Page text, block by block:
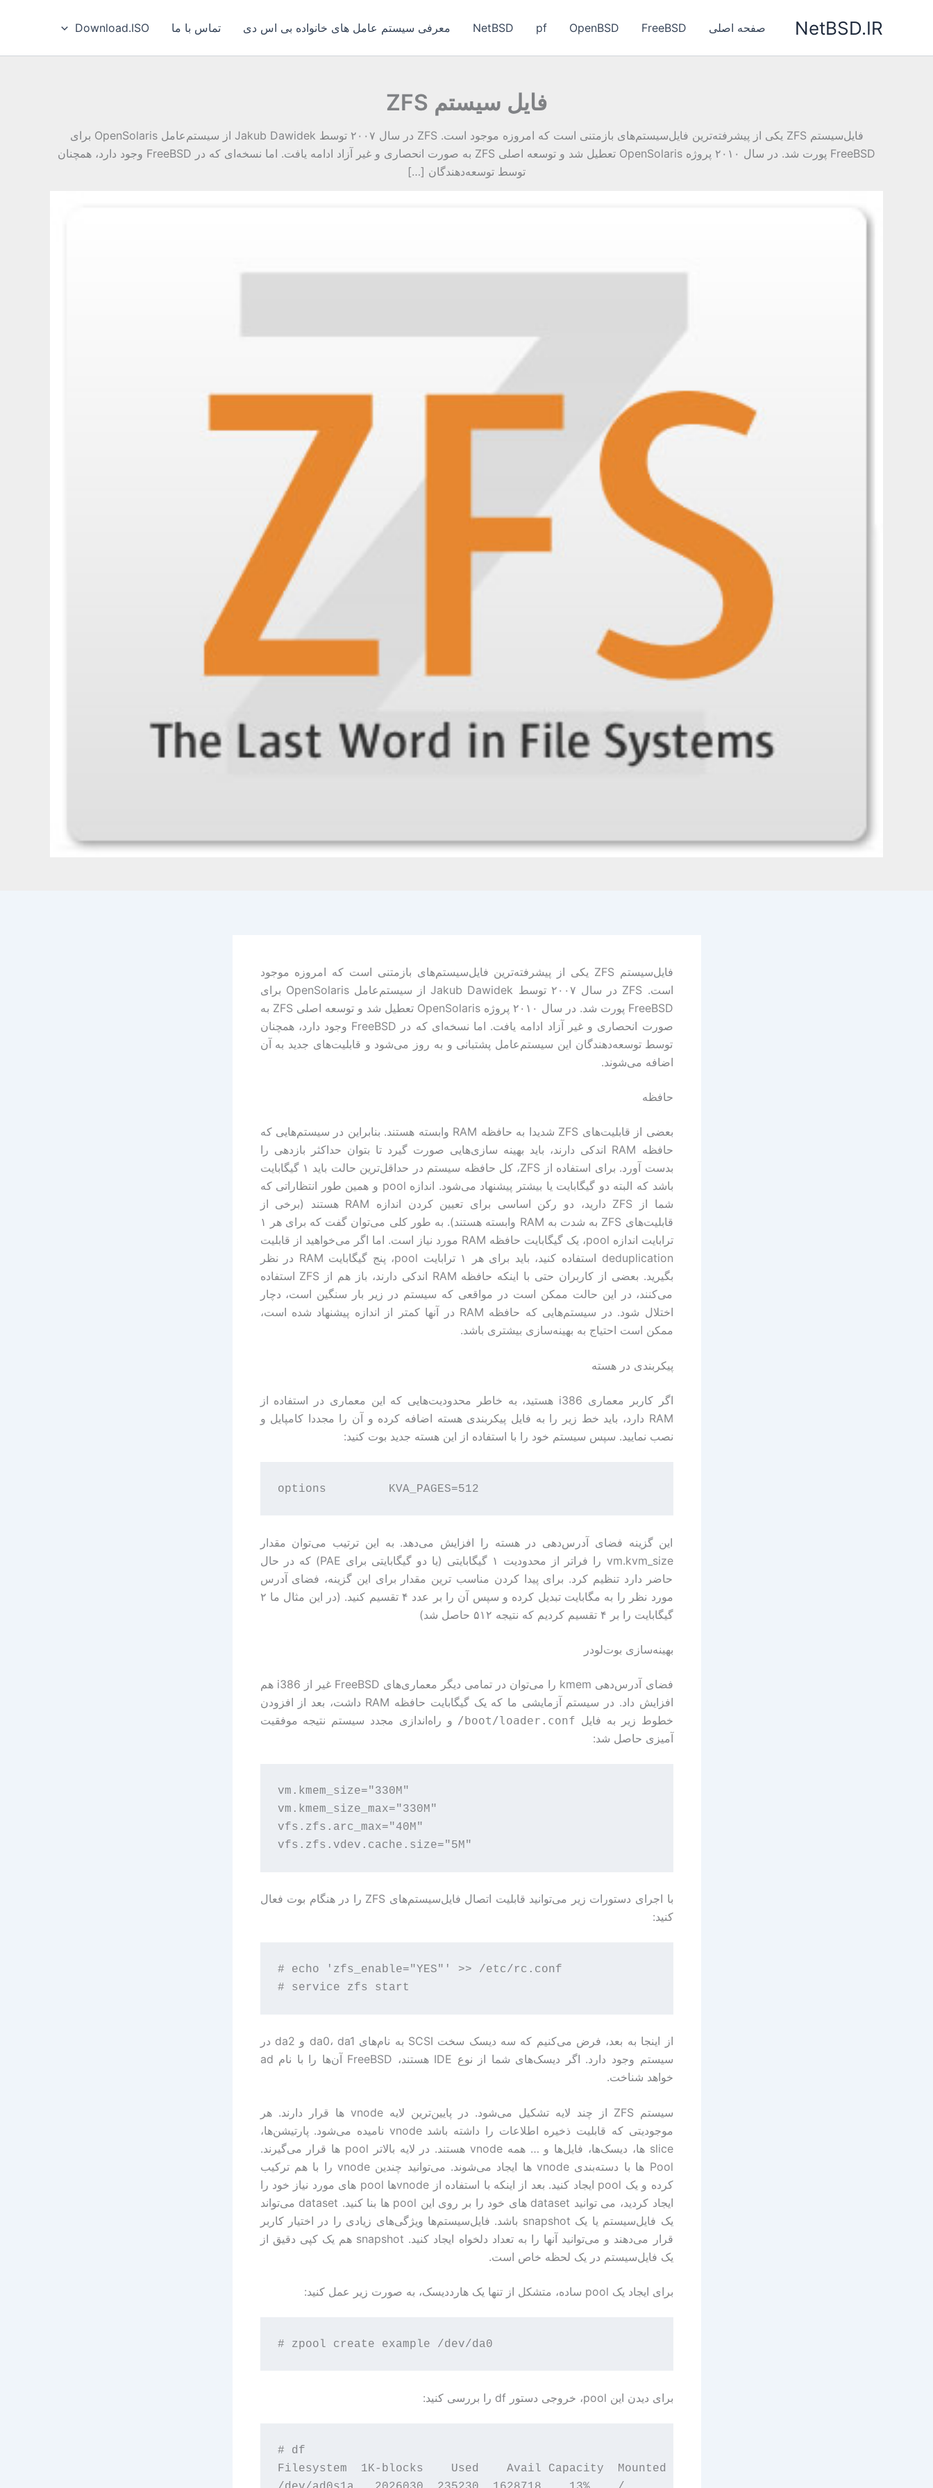
NetBSD.IR صفحه اصلی FreeBSD
OpenBSD
pf
NetBSD معرفی سیستم عامل های خانواده بی‌ اس‌ دی تماس با ما Download.ISO
فايل سيستم ZFS
فایل‌سیستم ZFS یکی از پیشرفته‌ترین فایل‌سیستم‌های باز‌متنی است که امروزه موجود است. ZFS در سال ۲۰۰۷ توسط Jakub Dawidek از سیستم‌عامل OpenSolaris برای
FreeBSD پورت شد. در سال ۲۰۱۰ پروژه OpenSolaris تعطیل شد و توسعه اصلی ZFS به صورت انحصاری و غیر آزاد ادامه یافت. اما نسخه‌ای که در FreeBSD وجود دارد، همچنان
توسط توسعه‌دهندگان […]
فایل‌سیستم ZFS یکی از پیشرفته‌ترین فایل‌سیستم‌های باز‌متنی است که امروزه موجود
است. ZFS در سال ۲۰۰۷ توسط Jakub Dawidek از سیستم‌عامل OpenSolaris برای
FreeBSD پورت شد. در سال ۲۰۱۰ پروژه OpenSolaris تعطیل شد و توسعه اصلی ZFS به
صورت انحصاری و غیر آزاد ادامه یافت. اما نسخه‌ای که در FreeBSD وجود دارد، همچنان
توسط توسعه‌دهندگان این سیستم‌عامل پشتبانی و به روز می‌شود و قابلیت‌های جدید به آن
اضافه می‌شوند.
حافظه
بعضی از قابلیت‌های ZFS شدیدا به حافظه RAM وابسته هستند. بنابراین در سیستم‌هایی که
حافظه RAM اندکی دارند، باید بهینه سازی‌هایی صورت گیرد تا بتوان حداکثر بازدهی را
بدست آورد. برای استفاده از ZFS، کل حافظه سیستم در حداقل‌ترین حالت باید ۱ گیگابایت
باشد که البته دو گیگابایت یا بیشتر پیشنهاد می‌شود. اندازه pool و همین طور انتظاراتی که
شما از ZFS دارید، دو رکن اساسی برای تعیین کردن اندازه RAM هستند (برخی از
قابلیت‌های ZFS به شدت به RAM وابسته هستند). به طور کلی می‌توان گفت که برای هر ۱
ترا‌بایت اندازه pool، یک گیگابایت حافظه RAM مورد نیاز است. اما اگر می‌خواهید از قابلیت
deduplication استفاده کنید، باید برای هر ۱ ترابایت pool، پنج گیگابایت RAM در نظر
بگیرید. بعضی از کاربران حتی با اینکه حافظه RAM اندکی دارند، باز هم از ZFS استفاده
می‌کنند، در این حالت ممکن است در مواقعی که سیستم در زیر بار سنگین است، دچار
اختلال شود. در سیستم‌هایی که حافظه RAM در آنها کمتر از اندازه پیشنهاد شده است،
ممکن است احتیاج به بهینه‌سازی بیشتری باشد.
پیکربندی در هسته
اگر کاربر معماری i386 هستید، به خاطر محدودیت‌هایی که این معماری در استفاده از
RAM دارد، باید خط زیر را به فایل پیکربندی هسته اضافه کرده و آن را مجددا کامپایل و
نصب نمایید. سپس سیستم خود را با استفاده از این هسته جدید بوت کنید:
این گزینه فضای آدرس‌دهی در هسته را افزایش می‌دهد. به این ترتیب می‌توان مقدار
vm.kvm_size را فراتر از محدودیت ۱ گیگابایتی (یا دو گیگابایتی برای PAE) که در حال
حاضر دارد تنظیم کرد. برای پیدا کردن مناسب ترین مقدار برای این گزینه، فضای آدرس
مورد نظر را به مگابایت تبدیل کرده و سپس آن را بر عدد ۴ تقسیم کنید. (در این مثال ما ۲
گیگابایت را بر ۴ تقسیم کردیم که نتیجه ۵۱۲ حاصل شد)
بهینه‌سازی بوت‌لودر
فضای آدرس‌دهی kmem را می‌توان در تمامی دیگر معماری‌های FreeBSD غیر از i386 هم
افزایش داد. در سیستم آزمایشی ما که یک گیگابایت حافظه RAM داشت، بعد از افزودن
خطوط زیر به فایل /boot/loader.conf و راه‌اندازی مجدد سیستم نتیجه موفقیت
آمیزی حاصل شد:
vm.kmem_size="330M"
vm.kmem_size_max="330M"
vfs.zfs.arc_max="40M"
با اجرای دستورات زیر می‌توانید قابلیت اتصال فایل‌‌سیستم‌های ZFS را در هنگام بوت فعال
کنید:
# echo 'zfs_enable="YES"' >> /etc/rc.conf
از اینجا به بعد، فرض می‌کنیم که سه دیسک سخت SCSI به نام‌های da0، da1 و da2 در
سیستم وجود دارد. اگر دیسک‌‌های شما از نوع IDE هستند، FreeBSD آن‌ها را با نام ad
خواهد شناخت.
سیستم ZFS از چند لایه تشکیل می‌شود. در پایین‌ترین لایه vnode ها قرار دارند. هر
موجودیتی که قابلیت ذخیره اطلاعات را داشته باشد vnode نامیده می‌شود. پارتیشن‌ها،
slice ها، دیسک‌ها، فایل‌ها و … همه vnode هستند. در لایه بالاتر pool ها قرار می‌گیرند.
Pool ها با دسته‌بندی vnode ها ایجاد می‌شوند. می‌توانید چندین vnode را با هم ترکیب
کرده و یک pool ایجاد کنید. بعد از اینکه با استفاده از vnodeها pool های مورد نیاز خود را
ایجاد کردید، می توانید dataset های خود را بر روی این pool ها بنا کنید. dataset می‌تواند
یک فایل‌سیستم یا یک snapshot باشد. فایل‌سیستم‌ها ویژگی‌های زیادی را در اختیار کاربر
قرار می‌دهند و می‌توانید آنها را به تعداد دلخواه ایجاد کنید. snapshot هم یک کپی دقیق از
یک فایل‌سیستم در یک لحظه خاص است.
برای ایجاد یک pool ساده، متشکل از تنها یک هارد‌دیسک، به صورت زیر عمل کنید:
برای دیدن این pool، خروجی دستور df را بررسی کنید:
# df
Filesystem  1K-blocks    Used    Avail Capacity  Mounted on